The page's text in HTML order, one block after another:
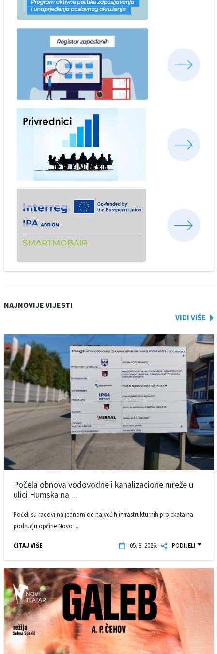
NAJNOVIJE VIJESTI
Počela obnova vodovodne i kanalizacione mreže u
ulici Humska na ...
Počeli su radovi na jednom od najvećih infrastrukturnih projekata na
području općine Novo ...
ČITAJ VIŠE 05. 8. 2026. PODIJELI